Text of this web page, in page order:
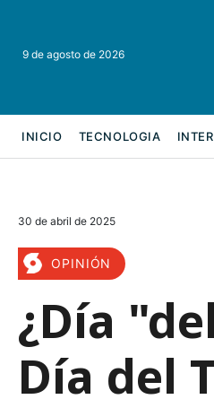
9 de agosto de 2026
INICIO TECNOLOGIA
30 de abril de 2025
OPINIÓN
¿Día
Día del